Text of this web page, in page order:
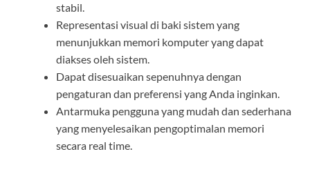
stabil.
Representasi visual di baki sistem yang
menunjukkan memori komputer yang dapat
diakses oleh sistem.
Dapat disesuaikan sepenuhnya dengan
pengaturan dan preferensi yang Anda inginkan.
Antarmuka pengguna yang mudah dan sederhana
yang menyelesaikan pengoptimalan memori
secara real time.